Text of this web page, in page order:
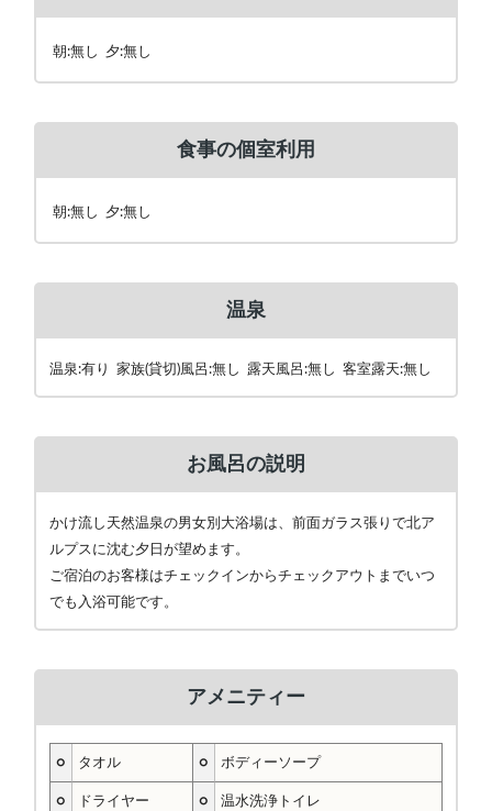
朝:無し 夕:無し
食事の個室利用
朝:無し 夕:無し
温泉
温泉:有り 家族(貸切)風呂:無し 露天風呂:無し 客室露天:無し
お風呂の説明
かけ流し天然温泉の男女別大浴場は、前面ガラス張りで北ア
ルプスに沈む夕日が望めます。
ご宿泊のお客様はチェックインからチェックアウトまでいつ
でも入浴可能です。
アメニティー
○ タオル ○ ボディーソープ
○ ドライヤー ○ 温水洗浄トイレ